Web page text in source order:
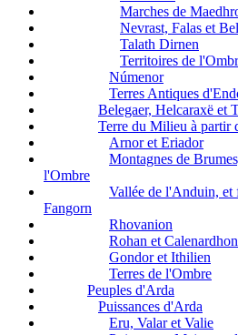
Marches de
Nevrast, Falas et
Talath Dirnen
Territoires de
Númenor
Terres Antiques
Belegaer, Helcaraxë et
Terre du Milieu à partir
Arnor et Eriador
Montagnes de
l'Ombre
Vallée de l'Anduin, et
Fangorn
Rhovanion
Rohan et Calenardhon
Gondor et Ithilien
Terres de l'Ombre
Peuples d'Arda
Puissances d'Arda
Eru, Valar et Valie